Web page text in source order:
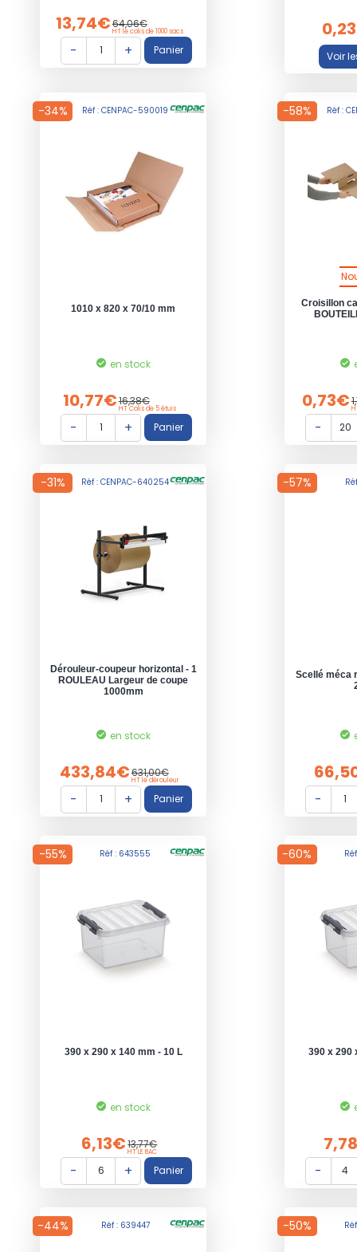
13,74€64,06€
HT le colis de 1000 sacs
-34% Réf : CENPAC-590019
1010 x 820 x 70/10 mm
en stock
10,77€16,38€
HT Colis de 5 étuis
-58% Réf :
Croisillon
0,73€
-31% Réf : CENPAC-640254
Dérouleur-coupeur horizontal - 1
ROULEAU Largeur de coupe
1000mm
en stock
433,84€631,00€
HT le dérouleur
-57%
Scellé méca
-55% Réf : 643555
390 x 290 x 140 mm - 10 L
en stock
6,13€13,77€
HT LE BAC
-60%
390 x 290
-44% Réf : 639447 -50%